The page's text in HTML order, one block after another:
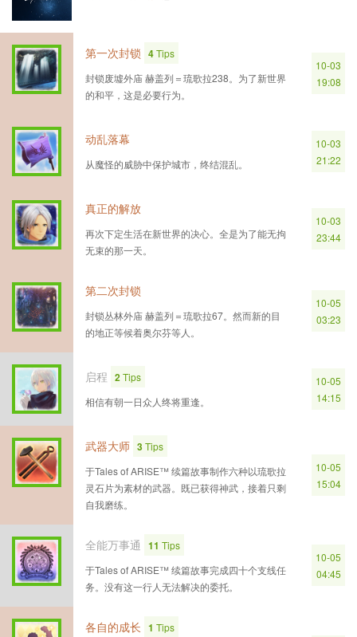
第一次封锁 4Tips
封锁废墟外庙 赫盖列＝琉歌拉238。为了新世界
的和平，这是必要行为。
10-03
19:08
动乱落幕
从魔怪的威胁中保护城市，终结混乱。
10-03
21:22
真正的解放
再次下定生活在新世界的决心。全是为了能无拘
无束的那一天。
10-03
23:44
第二次封锁
封锁丛林外庙 赫盖列＝琉歌拉67。然而新的目
的地正等候着奥尔芬等人。
10-05
03:23
启程 2Tips
相信有朝一日众人终将重逢。
10-05
14:15
武器大师 3Tips
于Tales of ARISE™ 续篇故事制作六种以琉歌拉
灵石片为素材的武器。既已获得神武，接着只剩
自我磨练。
10-05
15:04
全能万事通 11 Tips
于Tales of ARISE™ 续篇故事完成四十个支线任
务。没有这一行人无法解决的委托。
10-05
04:45
各自的成长 1 Tips